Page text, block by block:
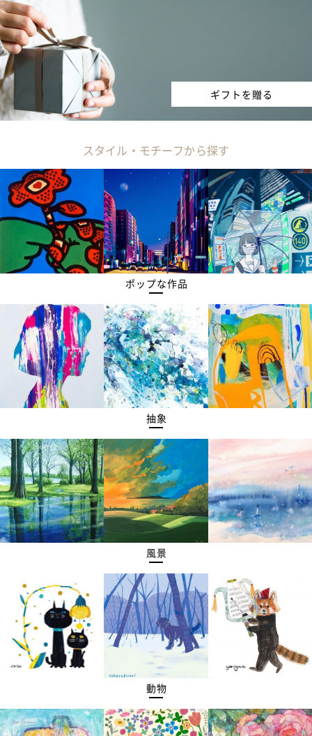
ギフトを贈る
スタイル・モチーフから探す
ポップな作品
抽象
風景
動物